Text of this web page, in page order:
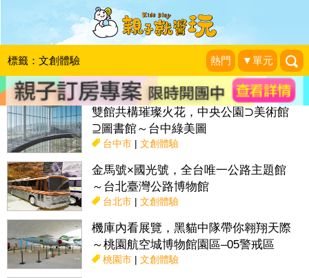
標籤：文創體驗 熱門 ▼單元
搜尋目前位置》
話題： 親子活動＆展覽 親子餐廳 特色國小 親子露營地
雙館共構璀璨火花，中央公園⊃美術館
⊇圖書館～台中綠美圖
台中市| 文創體驗
金馬號×國光號，全台唯一公路主題館
～台北臺灣公路博物館
台北市| 文創體驗
機庫內看展覽，黑貓中隊帶你翱翔天際
～桃園航空城博物館園區–05警戒區
桃園市| 文創體驗